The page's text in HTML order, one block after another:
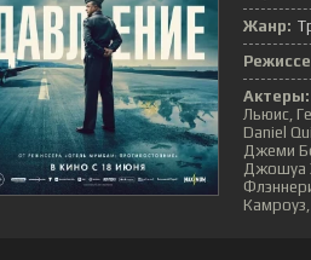
Жанр:
Актеры:
Льюис,
Daniel
Джеми
Джошуа